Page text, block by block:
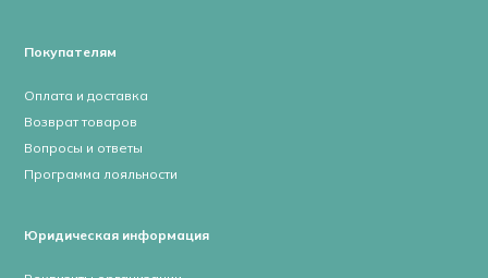
Покупателям
Оплата и доставка
Возврат товаров
Вопросы и ответы
Программа лояльности
Юридическая информация